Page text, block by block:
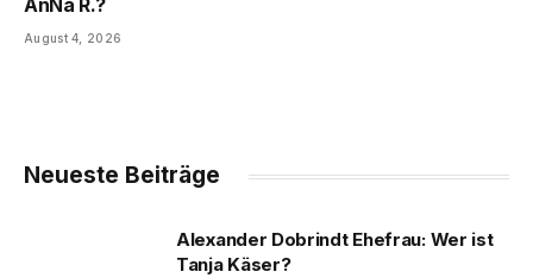
AnNa R.?
August 4, 2026
Neueste Beiträge
Alexander Dobrindt Ehefrau: Wer ist
Tanja Käser?